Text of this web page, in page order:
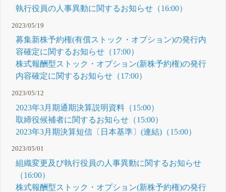
執行役員の人事異動に関するお知らせ（16:00）
2023/05/19
募集新株予約権(有償ストック・オプション)の発行内
容確定に関するお知らせ（17:00）
株式報酬型ストック・オプション(新株予約権)の発行
内容確定に関するお知らせ（17:00）
2023/05/12
2023年3月期通期決算説明資料（15:00）
取締役候補者に関するお知らせ（15:00）
2023年3月期決算短信〔日本基準〕(連結)（15:00）
2023/05/01
組織変更及び執行役員の人事異動に関するお知らせ
（16:00）
株式報酬型ストック・オプション(新株予約権)の発行